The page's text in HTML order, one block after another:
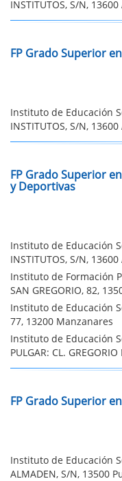
INSTITUTOS, S/N,
FP Grado Superior
Instituto de Educación
INSTITUTOS, S/N,
FP Grado Superior
y Deportivas
Instituto de Educación
INSTITUTOS, S/N,
Instituto de Formación
SAN GREGORIO, 82,
Instituto de Educación
77, 13200 Manzanares
Instituto de Educación
PULGAR: CL.
FP Grado Superior
Instituto de Educación
ALMADEN, S/N, 13500